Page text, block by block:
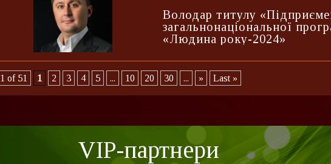
Володар титулу
загальнонаціональної
«Людина року-2024»
of 51 1 2 3 4 5 ... 10 20 30 ... » Last »
VIP-партнери